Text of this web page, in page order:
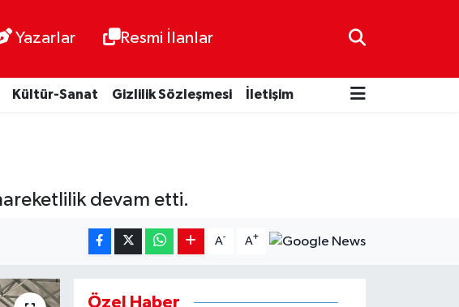
Yazarlar Resmi İlanlar
Kültür-Sanat Gizlilik Sözleşmesi İletişim
devam etti.
A- A+
Özel Haber